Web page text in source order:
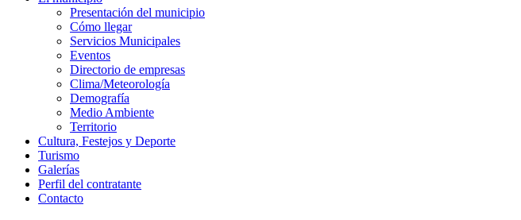
Presentación del municipio
Cómo llegar
Servicios Municipales
Eventos
Directorio de empresas
Clima/Meteorología
Demografía
Medio Ambiente
Territorio
Cultura, Festejos y Deporte
Turismo
Galerías
Perfil del contratante
Contacto